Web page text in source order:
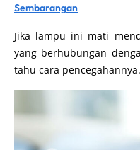
Sembarangan
Jika lampu ini mati
yang berhubungan
tahu cara pencegahannya.